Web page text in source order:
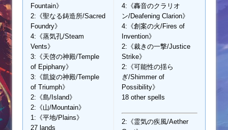
Fountain》
2:《聖なる鋳造所/Sacred
Foundry》
4:《蒸気孔/Steam
Vents》
3:《天啓の神殿/Temple
of Epiphany》
3:《凱旋の神殿/Temple
of Triumph》
2:《島/Island》
2:《山/Mountain》
1:《平地/Plains》
27 lands
4:《轟音のクラリオ
ン/Deafening Clarion》
4:《創案の火/Fires of
Invention》
2:《裁きの一撃/Justice
Strike》
2:《可能性の揺ら
ぎ/Shimmer of
Possibility》
18 other spells
2:《霊気の疾風/Aether